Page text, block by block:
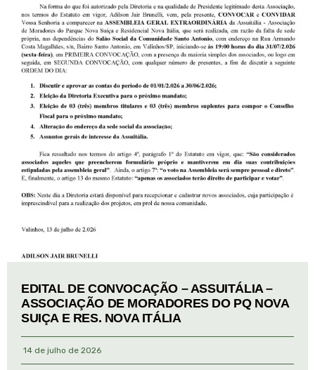
EDITAL DE CONVOCAÇÃO – ASSUITÁLIA –
ASSOCIAÇÃO DE MORADORES DO PQ NOVA
SUIÇA E RES. NOVA ITÁLIA
14 de julho de 2026